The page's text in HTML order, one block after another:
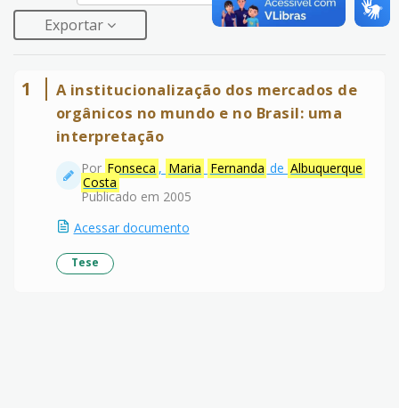
Exportar
1
A institucionalização dos mercados de
orgânicos no mundo e no Brasil: uma
interpretação
Por Fonseca , Maria Fernanda de Albuquerque
Costa
Publicado em 2005
Acessar documento
Tese